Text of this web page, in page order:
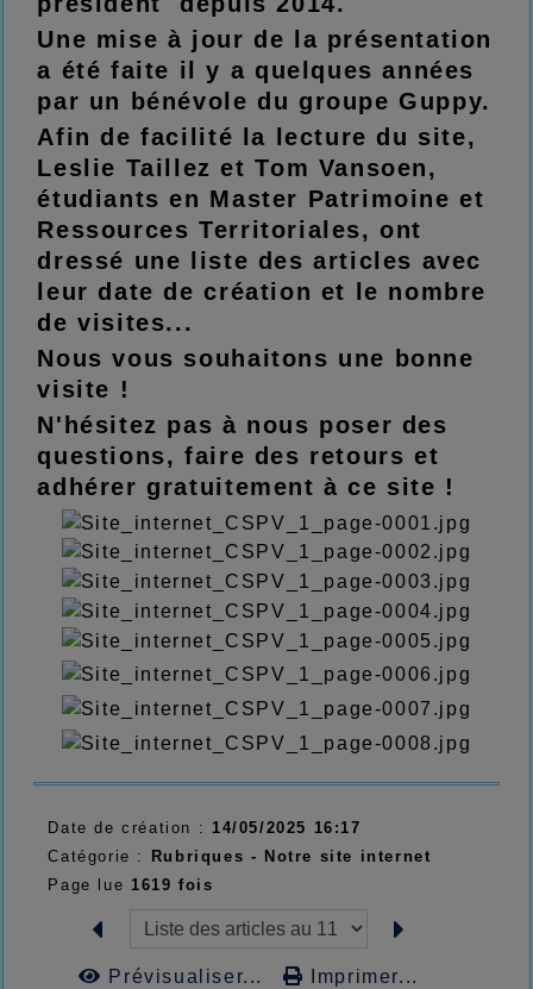
Une mise à jour de la présentation
a été faite il y a quelques années
par un bénévole du groupe Guppy.
Afin de facilité la lecture du site,
Leslie Taillez et Tom Vansoen,
étudiants en Master Patrimoine et
Ressources Territoriales, ont
dressé une liste des articles avec
leur date de création et le nombre
de visites...
Nous vous souhaitons une bonne
visite !
N'hésitez pas à nous poser des
questions, faire des retours et
adhérer gratuitement à ce site !
Date de création : 14/05/2025 16:17
Catégorie :
Rubriques - Notre site internet
Page lue 1619 fois
Prévisualiser... Imprimer...